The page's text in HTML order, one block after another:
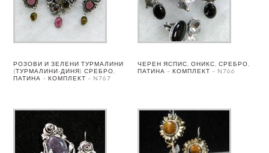
РОЗОВИ И ЗЕЛЕНИ ТУРМАЛИНИ
(ТУРМАЛИНИ-ДИНЯ) СРЕБРО,
ПАТИНА – КОМПЛЕКТ – N767
ЧЕРЕН ЯСПИС, ОНИКС, СРЕБРО,
ПАТИНА – КОМПЛЕКТ – N766